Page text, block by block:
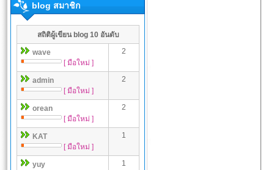
blog สมาชิก
สถิติผู้เขียน blog 10 อันดับ
wave
[ มือใหม่ ]
2
admin
[ มือใหม่ ]
2
orean
[ มือใหม่ ]
2
KAT
[ มือใหม่ ]
1
yuy
1